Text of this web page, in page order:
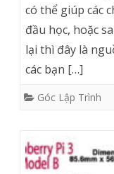
có thể giúp các
đầu học, hoặc
lại thì đây là
các bạn […]
Góc Lập Trình